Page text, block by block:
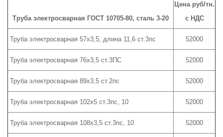
Труба электросварная ГОСТ 10705-80, сталь 3-20
Цена руб/тн.
с НДС
Труба электросварная 57х3,5, длина 11,6 ст.3пс 52000
Труба электросварная 76х3,5 ст.3ПС 52000
Труба электросварная 89х3,5 ст.2пс 52000
Труба электросварная 102х5 ст.3пс, 10 52000
Труба электросварная 108х3,5 ст.3пс, 10 52000